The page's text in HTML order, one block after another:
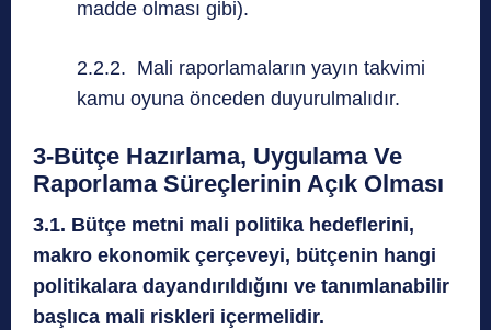
madde olması gibi).
2.2.2. Mali raporlamaların yayın takvimi
kamu oyuna önceden duyurulmalıdır.
3-Bütçe Hazırlama, Uygulama Ve
Raporlama Süreçlerinin Açık Olması
3.1. Bütçe metni mali politika hedeflerini,
makro ekonomik çerçeveyi, bütçenin hangi
politikalara dayandırıldığını ve tanımlanabilir
başlıca mali riskleri içermelidir.